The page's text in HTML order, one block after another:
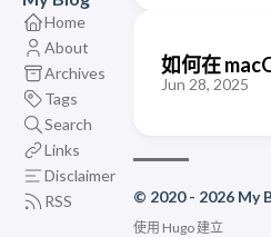
Home
About
Archives
Tags
Search
Links
Disclaimer
RSS
如何在
Jun 28, 2025
© 2020 - 2026 My
使用 Hugo建立